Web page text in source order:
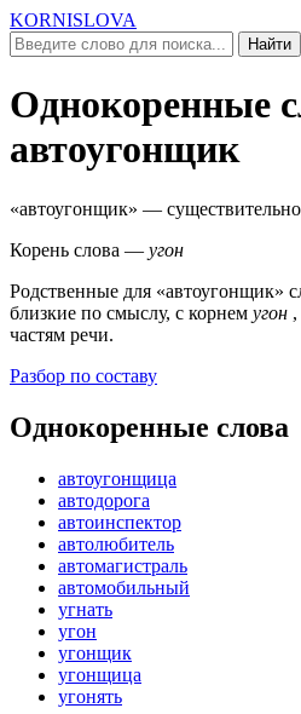
KORNISLOVA
Найти
Однокоренные
автоугонщик
«автоугонщик» —
Корень слова — угон
Родственные для «автоугонщик»
близкие по смыслу, c корнем угон
частям речи.
Разбор по составу
Однокоренные слова
автоугонщица
автодорога
автоинспектор
автолюбитель
автомагистраль
автомобильный
угнать
угон
угонщик
угонщица
угонять